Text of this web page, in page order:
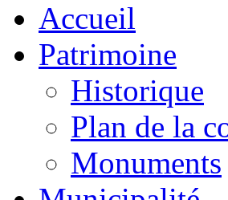
Accueil
Patrimoine
Historique
Plan de la
Monuments